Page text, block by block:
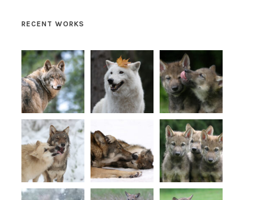
RECENT WORKS